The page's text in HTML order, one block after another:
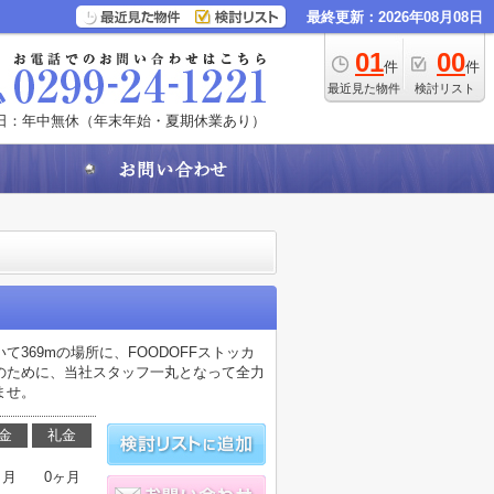
最終更新：2026年08月08日
01件
最近見た物件
00件
検討リスト
：年中無休（年末年始・夏期休業あり）
369mの場所に、FOODOFFストッカ
めに、当社スタッフ一丸となって全力
。
礼金
0ヶ月